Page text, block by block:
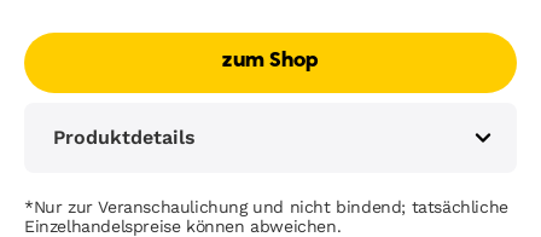
zum Shop
Produktdetails
*Nur zur Veranschaulichung und nicht bindend; tatsächliche
Einzelhandelspreise können abweichen.